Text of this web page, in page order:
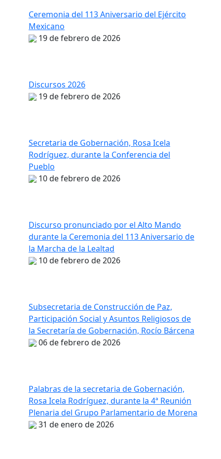
Ceremonia del 113 Aniversario del Ejército
Mexicano
19 de febrero de 2026
Discursos 2026
19 de febrero de 2026
Secretaria de Gobernación, Rosa Icela
Rodríguez, durante la Conferencia del
Pueblo
10 de febrero de 2026
Discurso pronunciado por el Alto Mando
durante la Ceremonia del 113 Aniversario de
la Marcha de la Lealtad
10 de febrero de 2026
Subsecretaria de Construcción de Paz,
Participación Social y Asuntos Religiosos de
la Secretaría de Gobernación, Rocío Bárcena
06 de febrero de 2026
Palabras de la secretaria de Gobernación,
Rosa Icela Rodríguez, durante la 4ª Reunión
Plenaria del Grupo Parlamentario de Morena
31 de enero de 2026